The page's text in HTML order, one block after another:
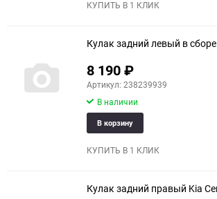
КУПИТЬ В 1 КЛИК
Кулак задний левый в
8 190₽
Артикул: 238239939
В наличии
В корзину
КУПИТЬ В 1 КЛИК
Кулак задний правый Kia